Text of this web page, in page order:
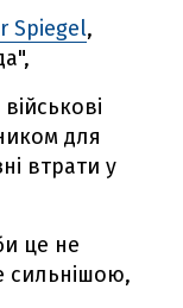
Spiegel,
для
втрати у
це не
сильнішою,